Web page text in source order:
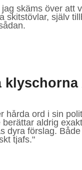
skäms över att
skitstövlar, själv
klyschorna
hårda ord i sin
aldrig
dyra förslag.
tjafs."